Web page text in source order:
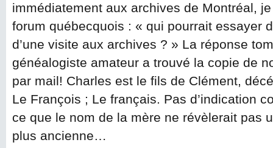
immédiatement aux archives de Montréal,
forum québecquois : « qui pourrait essayer
d’une visite aux archives ? » La réponse
généalogiste amateur a trouvé la copie de
par mail! Charles est le fils de Clément,
Le François ; Le français. Pas d’indication
ce que le nom de la mère ne révèlerait pas
plus ancienne…